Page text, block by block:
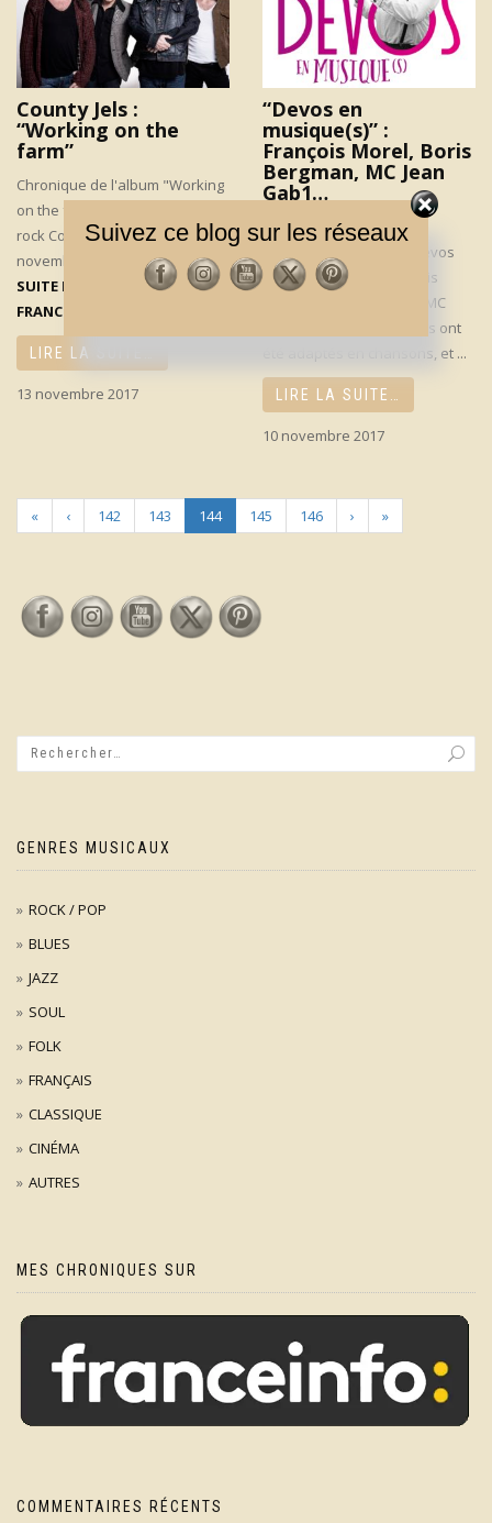
County Jels :
“Working on the
farm”
Chronique de l'album "Working
on the farm" du groupe blues-
rock County Jels, sorti en
novembre 217.
RETROUVEZ LA
SUITE DE CET ARTICLE SUR
FRANCEINFO
LIRE LA SUITE…
13 novembre 2017
“Devos en
musique(s)” :
François Morel, Boris
Bergman, MC Jean
Gab1…
Chronique de cet album-
hommage à Raymond Devos
par, entre autres, François
Morel, Boris Bergman et MC
JeanGab1. Certains textes ont
été adaptés en chansons, et ...
LIRE LA SUITE…
10 novembre 2017
« ‹ 142 143 144 145 146 › »
GENRES MUSICAUX
ROCK / POP
BLUES
JAZZ
SOUL
FOLK
FRANÇAIS
CLASSIQUE
CINÉMA
AUTRES
MES CHRONIQUES SUR
COMMENTAIRES RÉCENTS
Suivez ce blog sur les réseaux